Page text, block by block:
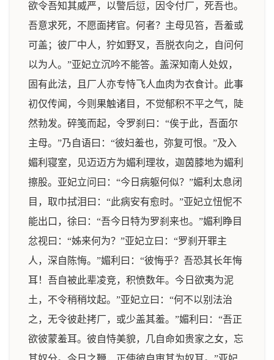
欲令吾知其威严，以警后愆，因令付厂，死吾也。
吾意求死，不愿面拷官。何者？主母见笞，吾羞或
可盖；彼厂中人，狞如野叉，吾脱衣向之，自问何
以为人。”亚妃立沉吟不能答。盖深知南人处奴，
固有此法，且厂人亦专恃飞人血肉为衣食计。此事
初仅传闻，今则果触诸目，不觉郁积不平之气，陡
然勃发。碎笺而起，令罗刹曰：“俟于此，吾面尔
主母。”乃自语曰：“彼妇羞也，弥复可恨。”及入
媚利寝室，见迈迈方为媚利理妆，迦茵膝地为媚利
擦股。亚妃立问曰：“今日病躯何似？”媚利太息闭
目，取巾拭泪曰：“此病安有愈时。”亚妃立忸怩不
能出口，徐曰：“吾今日特为罗刹来也。”媚利睁目
忿视曰：“姊来何为？”亚妃立曰：“罗刹开罪主
人，深自陈悔。”媚利曰：“彼悔乎？吾恐其长年悔
耳！吾自被此辈凌竞，积愤数年。今日欲夷为泥
土，不令稍稍坟起。”亚妃立曰：“何不以别法治
之，无令彼赴拷厂，或少盖其羞。”媚利曰：“吾正
欲彼蒙羞耳。彼自恃美貌，几自命如贵家之女，忘